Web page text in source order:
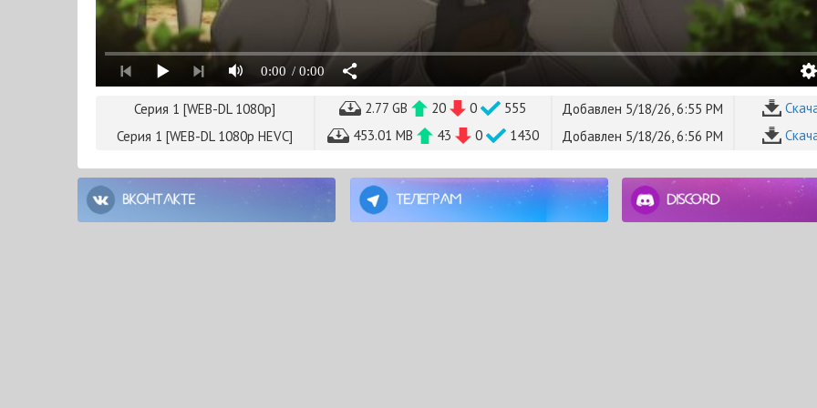
0:00 / 0:00
Серия 1 [WEB-DL 1080p] 2.77 GB 20 0 555 Добавлен 5/18/26, 6:55 PM
Серия 1 [WEB-DL 1080p HEVC]
453.01 MB 43 0 1430 Добавлен 5/18/26, 6:56 PM